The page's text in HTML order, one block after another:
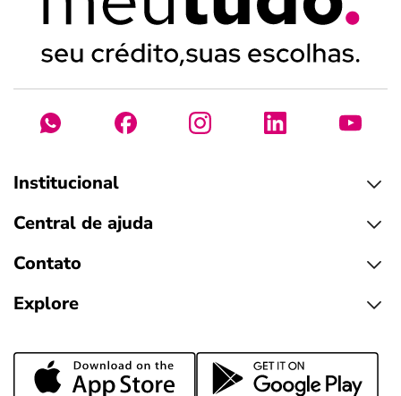
Institucional
Central de ajuda
Contato
Explore